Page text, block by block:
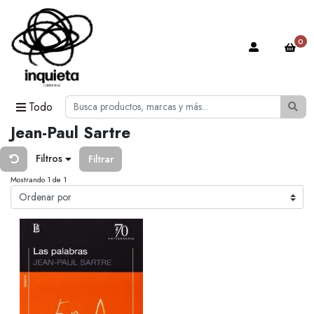
Todo
0
Jean-Paul Sartre
Filtros Filtrar
Mostrando 1 de 1